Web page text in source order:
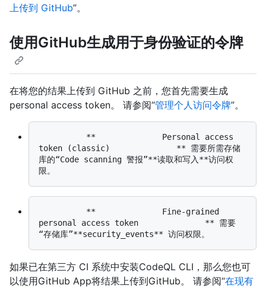
上传到 GitHub”。
使用GitHub生成用于身份验证的令牌
在将您的结果上传到 GitHub 之前，您首先需要生成
personal access token。 请参阅“管理个人访问令牌”。
token (classic)              ** 需要所需存储
库的“Code scanning 警报”**读取和写入**访问权
personal access token              ** 需要
如果已在第三方 CI 系统中安装CodeQL CLI，那么您也可
以使用GitHub App将结果上传到GitHub。 请参阅“在现有